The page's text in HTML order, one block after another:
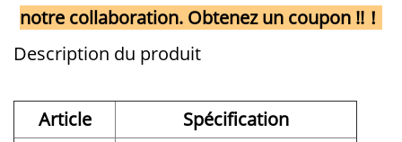
notre collaboration. Obtenez un coupon !!！
Description du produit
Article Spécification